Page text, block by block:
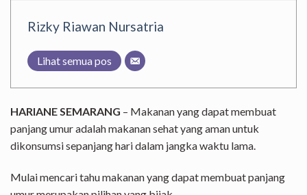
Rizky Riawan Nursatria
Lihat semua pos
HARIANE SEMARANG – Makanan yang dapat membuat
panjang umur adalah makanan sehat yang aman untuk
dikonsumsi sepanjang hari dalam jangka waktu lama.
Mulai mencari tahu makanan yang dapat membuat panjang